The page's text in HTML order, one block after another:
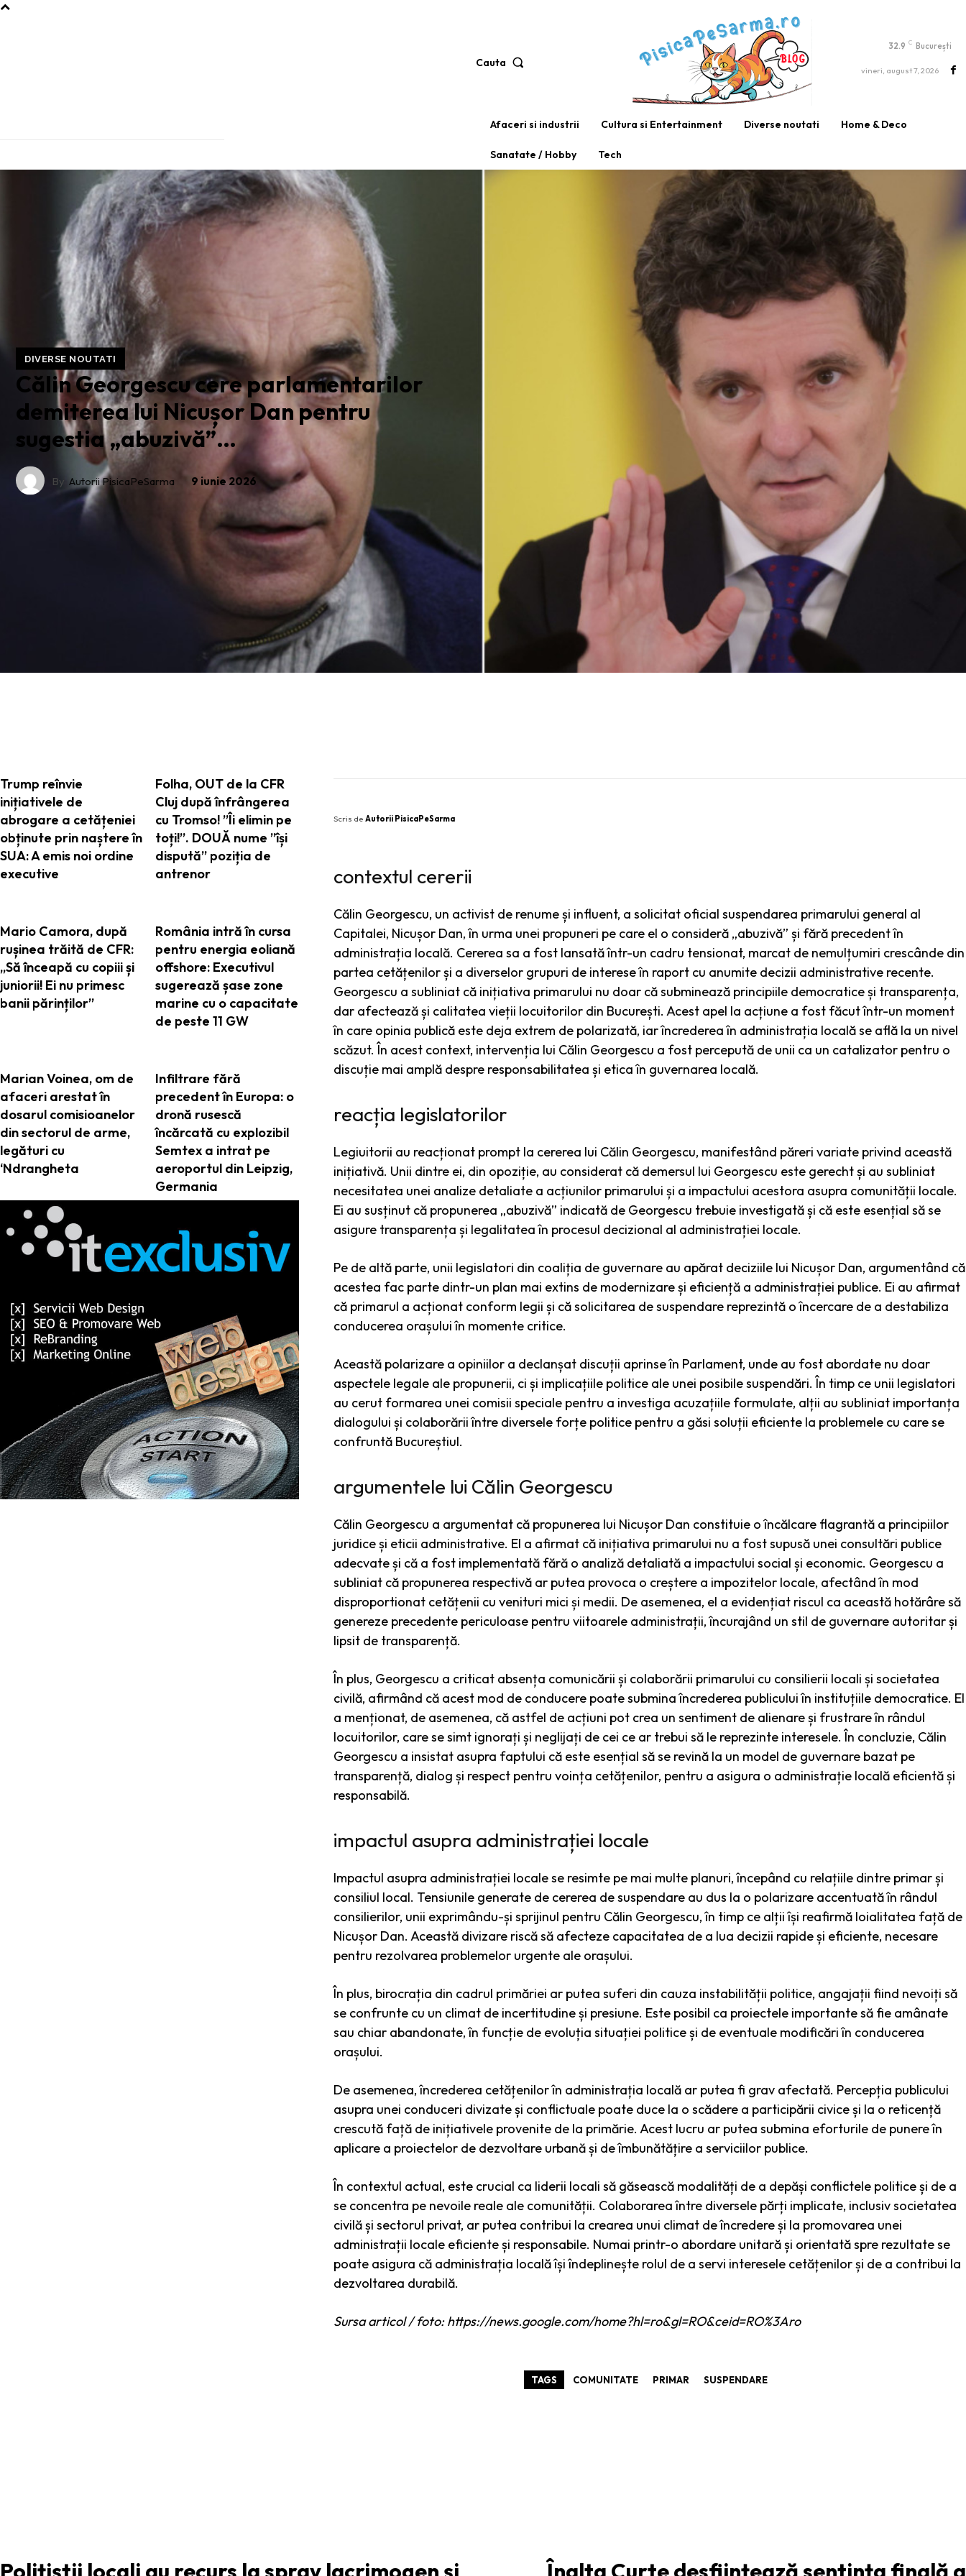
Cauta
32.9 C București
vineri, august 7, 2026
Afaceri si industrii Cultura si Entertainment Diverse noutati Home & Deco
Sanatate / Hobby Tech
DIVERSE NOUTATI
Călin Georgescu cere parlamentarilor
demiterea lui Nicușor Dan pentru
sugestia „abuzivă”…
By Autorii PisicaPeSarma 9 iunie 2026
Trump reînvie
inițiativele de
abrogare a cetățeniei
obținute prin naștere în
SUA: A emis noi ordine
executive
Folha, OUT de la CFR
Cluj după înfrângerea
cu Tromso! ”Îi elimin pe
toți!”. DOUĂ nume ”își
dispută” poziția de
antrenor
Mario Camora, după
rușinea trăită de CFR:
„Să înceapă cu copiii și
juniorii! Ei nu primesc
banii părinților”
România intră în cursa
pentru energia eoliană
offshore: Executivul
sugerează șase zone
marine cu o capacitate
de peste 11 GW
Marian Voinea, om de
afaceri arestat în
dosarul comisioanelor
din sectorul de arme,
legături cu
‘Ndrangheta
Infiltrare fără
precedent în Europa: o
dronă rusescă
încărcată cu explozibil
Semtex a intrat pe
aeroportul din Leipzig,
Germania
Scris de Autorii PisicaPeSarma
contextul cererii
Călin Georgescu, un activist de renume și influent, a solicitat oficial suspendarea primarului general al
Capitalei, Nicușor Dan, în urma unei propuneri pe care el o consideră „abuzivă” și fără precedent în
administrația locală. Cererea sa a fost lansată într-un cadru tensionat, marcat de nemulțumiri crescânde din
partea cetățenilor și a diverselor grupuri de interese în raport cu anumite decizii administrative recente.
Georgescu a subliniat că inițiativa primarului nu doar că subminează principiile democratice și transparența,
dar afectează și calitatea vieții locuitorilor din București. Acest apel la acțiune a fost făcut într-un moment
în care opinia publică este deja extrem de polarizată, iar încrederea în administrația locală se află la un nivel
scăzut. În acest context, intervenția lui Călin Georgescu a fost percepută de unii ca un catalizator pentru o
discuție mai amplă despre responsabilitatea și etica în guvernarea locală.
reacția legislatorilor
Legiuitorii au reacționat prompt la cererea lui Călin Georgescu, manifestând păreri variate privind această
inițiativă. Unii dintre ei, din opoziție, au considerat că demersul lui Georgescu este gerecht și au subliniat
necesitatea unei analize detaliate a acțiunilor primarului și a impactului acestora asupra comunității locale.
Ei au susținut că propunerea „abuzivă” indicată de Georgescu trebuie investigată și că este esențial să se
asigure transparența și legalitatea în procesul decizional al administrației locale.
Pe de altă parte, unii legislatori din coaliția de guvernare au apărat deciziile lui Nicușor Dan, argumentând că
acestea fac parte dintr-un plan mai extins de modernizare și eficiență a administrației publice. Ei au afirmat
că primarul a acționat conform legii și că solicitarea de suspendare reprezintă o încercare de a destabiliza
conducerea orașului în momente critice.
Această polarizare a opiniilor a declanșat discuții aprinse în Parlament, unde au fost abordate nu doar
aspectele legale ale propunerii, ci și implicațiile politice ale unei posibile suspendări. În timp ce unii legislatori
au cerut formarea unei comisii speciale pentru a investiga acuzațiile formulate, alții au subliniat importanța
dialogului și colaborării între diversele forțe politice pentru a găsi soluții eficiente la problemele cu care se
confruntă Bucureștiul.
argumentele lui Călin Georgescu
Călin Georgescu a argumentat că propunerea lui Nicușor Dan constituie o încălcare flagrantă a principiilor
juridice și eticii administrative. El a afirmat că inițiativa primarului nu a fost supusă unei consultări publice
adecvate și că a fost implementată fără o analiză detaliată a impactului social și economic. Georgescu a
subliniat că propunerea respectivă ar putea provoca o creștere a impozitelor locale, afectând în mod
disproportionat cetățenii cu venituri mici și medii. De asemenea, el a evidențiat riscul ca această hotărâre să
genereze precedente periculoase pentru viitoarele administrații, încurajând un stil de guvernare autoritar și
lipsit de transparență.
În plus, Georgescu a criticat absența comunicării și colaborării primarului cu consilierii locali și societatea
civilă, afirmând că acest mod de conducere poate submina încrederea publicului în instituțiile democratice. El
a menționat, de asemenea, că astfel de acțiuni pot crea un sentiment de alienare și frustrare în rândul
locuitorilor, care se simt ignorați și neglijați de cei ce ar trebui să le reprezinte interesele. În concluzie, Călin
Georgescu a insistat asupra faptului că este esențial să se revină la un model de guvernare bazat pe
transparență, dialog și respect pentru voința cetățenilor, pentru a asigura o administrație locală eficientă și
responsabilă.
impactul asupra administrației locale
Impactul asupra administrației locale se resimte pe mai multe planuri, începând cu relațiile dintre primar și
consiliul local. Tensiunile generate de cererea de suspendare au dus la o polarizare accentuată în rândul
consilierilor, unii exprimându-și sprijinul pentru Călin Georgescu, în timp ce alții își reafirmă loialitatea față de
Nicușor Dan. Această divizare riscă să afecteze capacitatea de a lua decizii rapide și eficiente, necesare
pentru rezolvarea problemelor urgente ale orașului.
În plus, birocrația din cadrul primăriei ar putea suferi din cauza instabilității politice, angajații fiind nevoiți să
se confrunte cu un climat de incertitudine și presiune. Este posibil ca proiectele importante să fie amânate
sau chiar abandonate, în funcție de evoluția situației politice și de eventuale modificări în conducerea
orașului.
De asemenea, încrederea cetățenilor în administrația locală ar putea fi grav afectată. Percepția publicului
asupra unei conduceri divizate și conflictuale poate duce la o scădere a participării civice și la o reticență
crescută față de inițiativele provenite de la primărie. Acest lucru ar putea submina eforturile de punere în
aplicare a proiectelor de dezvoltare urbană și de îmbunătățire a serviciilor publice.
În contextul actual, este crucial ca liderii locali să găsească modalități de a depăși conflictele politice și de a
se concentra pe nevoile reale ale comunității. Colaborarea între diversele părți implicate, inclusiv societatea
civilă și sectorul privat, ar putea contribui la crearea unui climat de încredere și la promovarea unei
administrații locale eficiente și responsabile. Numai printr-o abordare unitară și orientată spre rezultate se
poate asigura că administrația locală își îndeplinește rolul de a servi interesele cetățenilor și de a contribui la
dezvoltarea durabilă.
Sursa articol / foto: https://news.google.com/home?hl=ro&gl=RO&ceid=RO%3Aro
TAGS COMUNITATE PRIMAR SUSPENDARE